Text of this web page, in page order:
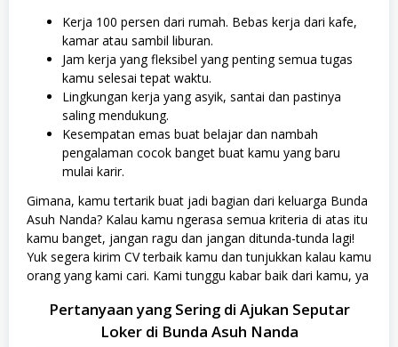
Kerja 100 persen dari rumah. Bebas kerja dari kafe,
kamar atau sambil liburan.
Jam kerja yang fleksibel yang penting semua tugas
kamu selesai tepat waktu.
Lingkungan kerja yang asyik, santai dan pastinya
saling mendukung.
Kesempatan emas buat belajar dan nambah
pengalaman cocok banget buat kamu yang baru
mulai karir.
Gimana, kamu tertarik buat jadi bagian dari keluarga Bunda
Asuh Nanda? Kalau kamu ngerasa semua kriteria di atas itu
kamu banget, jangan ragu dan jangan ditunda-tunda lagi!
Yuk segera kirim CV terbaik kamu dan tunjukkan kalau kamu
orang yang kami cari. Kami tunggu kabar baik dari kamu, ya
Pertanyaan yang Sering di Ajukan Seputar
Loker di Bunda Asuh Nanda